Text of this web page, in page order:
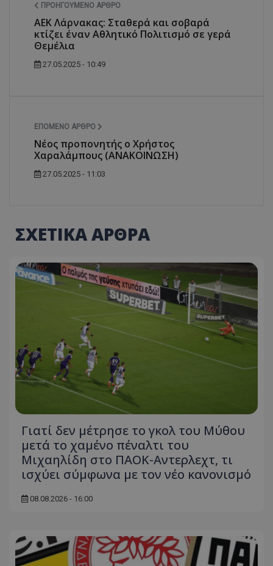
ΠΡΟΗΓΟΎΜΕΝΟ ΆΡΘΡΟ
ΑΕΚ Λάρνακας: Σταθερά και σοβαρά
κτίζει έναν Αθλητικό Πολιτισμό σε γερά
Θεμέλια
27.05.2025 - 10:49
ΕΠΌΜΕΝΟ ΆΡΘΡΟ
Νέος προπονητής ο Χρήστος
Χαραλάμπους (ΑΝΑΚΟΙΝΩΣΗ)
27.05.2025 - 11:03
ΣΧΕΤΙΚΑ ΑΡΘΡΑ
Γιατί δεν μέτρησε το γκολ του Μύθου
μετά το χαμένο πέναλτι του
Μιχαηλίδη στο ΠΑΟΚ-Αντερλεχτ, τι
ισχύει σύμφωνα με τον νέο κανονισμό
08.08.2026 - 16:00